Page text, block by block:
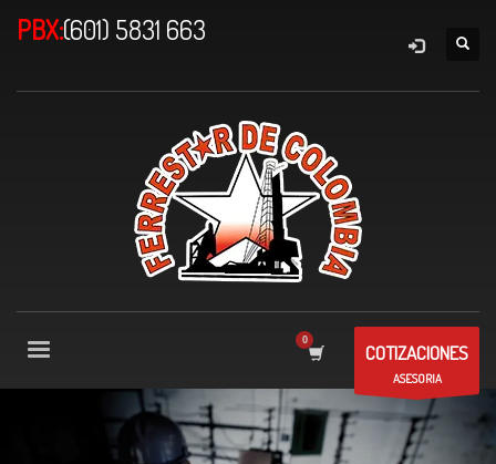
PBX:(601) 5831 663
COTIZACIONES
ASESORIA